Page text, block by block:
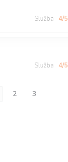
Služba : 4/5
Služba : 4/5
2 3